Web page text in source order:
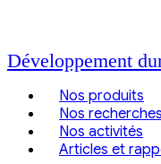
Développement
Nos produits
Nos recherches
Nos activités
Articles et